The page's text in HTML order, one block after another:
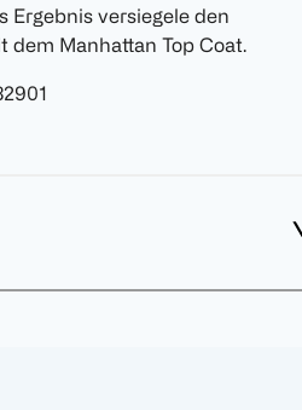
Ergebnis versiegele den
dem Manhattan Top Coat.